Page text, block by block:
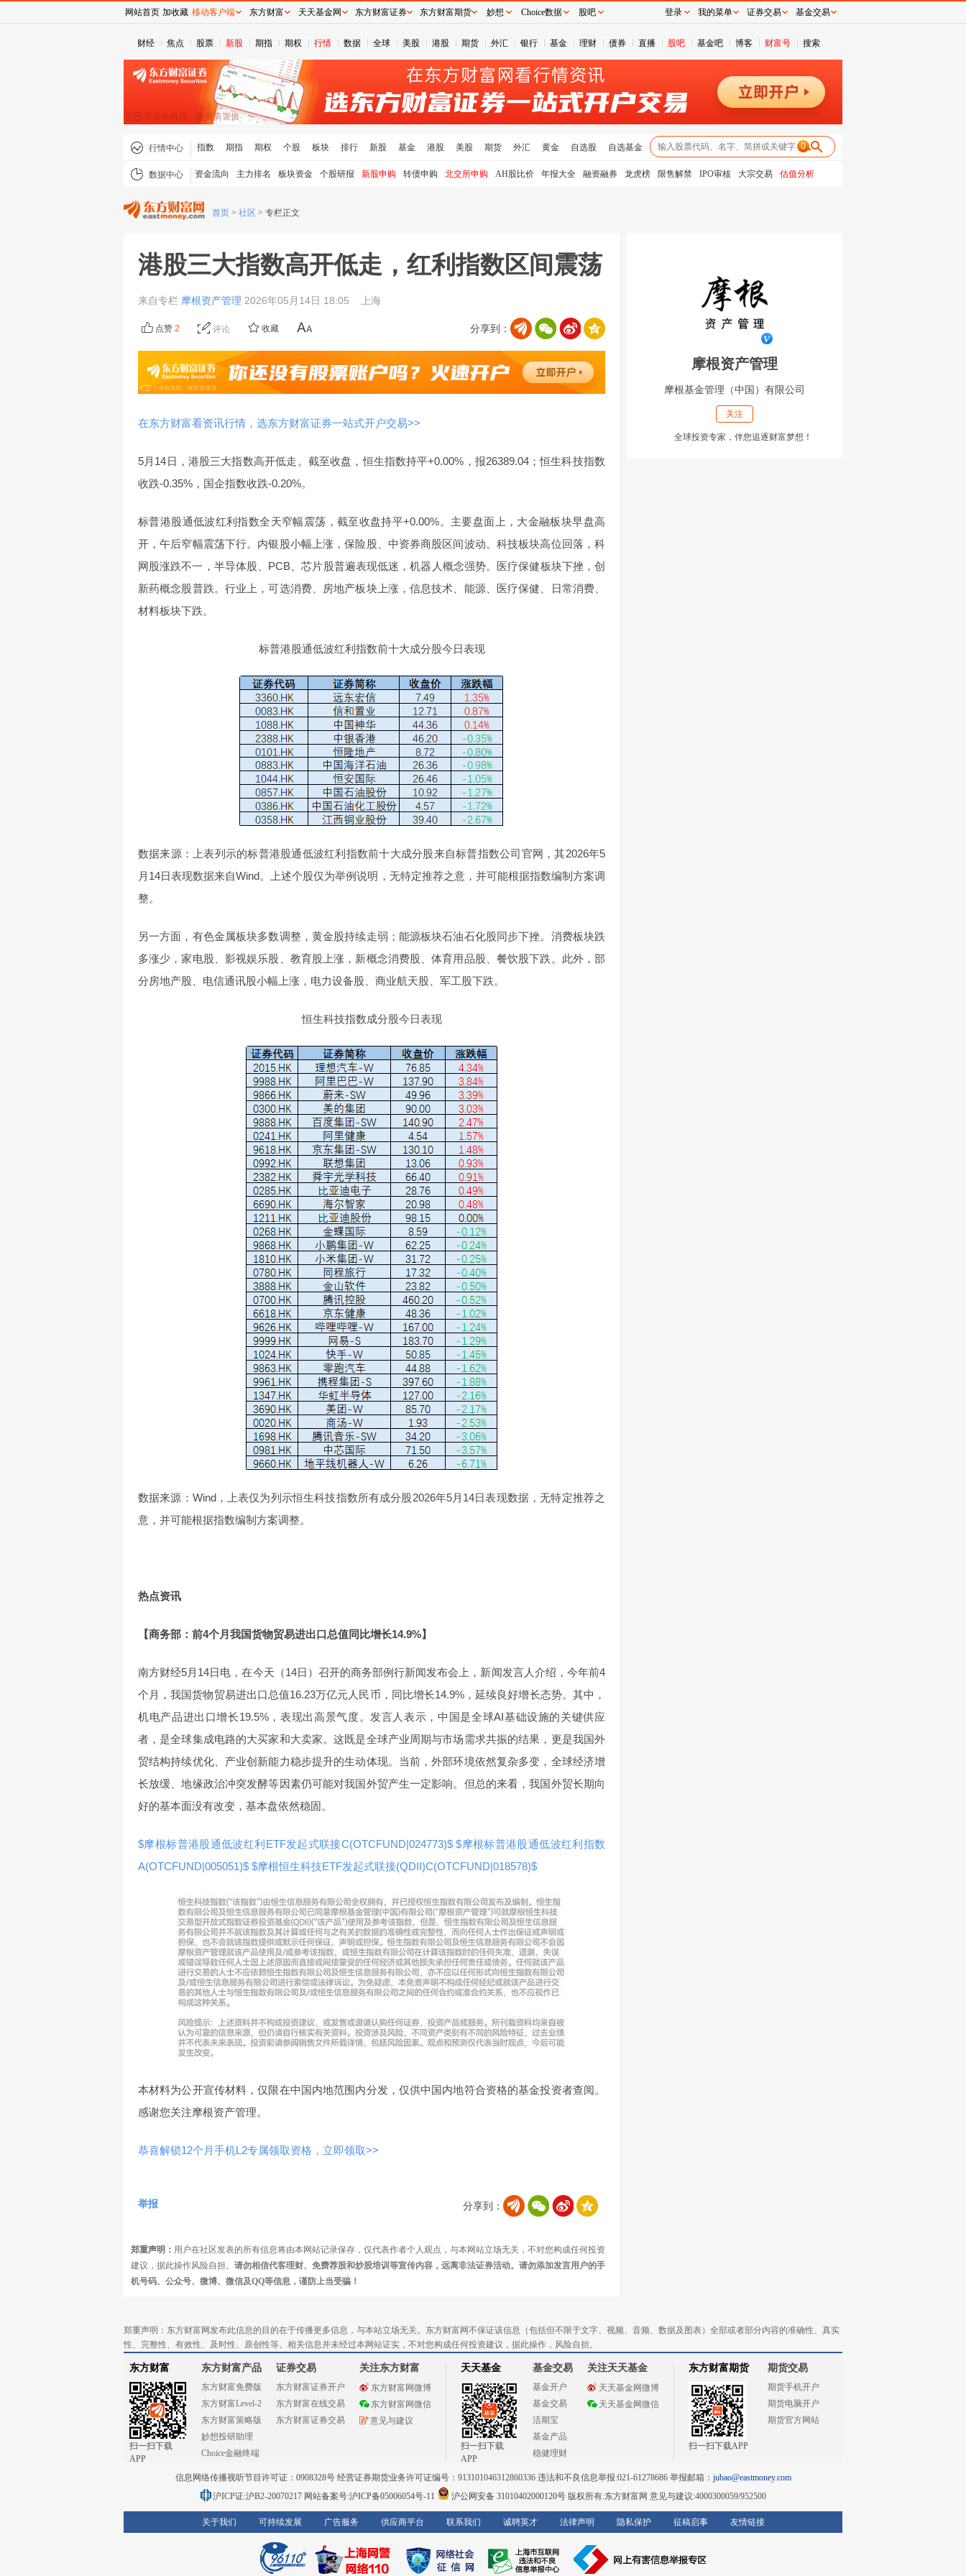
财经 焦点 股票 新股 期指 期权 行情 数据 全球 美股 港股 期货 外汇 银行 基金 理财 债券 直播 股吧 基金吧 博客 财富号 搜索
行情中心 指数 期指 期权 个股 板块 排行 新股 基金 港股 美股 期货 外汇 黄金 自选股 自选基金 0
数据中心 资金流向 主力排名 板块资金 个股研报 新股申购 转债申购 北交所申购 AH股比价 年报大全 融资融券 龙虎榜 限售解禁 IPO审核 大宗交易 估值分析
首页 > 社区 > 专栏正文
港股三大指数高开低走，红利指数区间震荡
来自专栏 摩根资产管理 2026年05月14日 18:05 上海
分享到：
点赞 2 评论 收藏
在东方财富看资讯行情，选东方财富证券一站式开户交易>>
5月14日，港股三大指数高开低走。截至收盘，恒生指数持平+0.00%，报26389.04；恒生科技指数
收跌-0.35%，国企指数收跌-0.20%。
标普港股通低波红利指数全天窄幅震荡，截至收盘持平+0.00%。主要盘面上，大金融板块早盘高
开，午后窄幅震荡下行。内银股小幅上涨，保险股、中资券商股区间波动。科技板块高位回落，科
网股涨跌不一，半导体股、PCB、芯片股普遍表现低迷，机器人概念强势。医疗保健板块下挫，创
新药概念股普跌。行业上，可选消费、房地产板块上涨，信息技术、能源、医疗保健、日常消费、
材料板块下跌。
标普港股通低波红利指数前十大成分股今日表现
数据来源：上表列示的标普港股通低波红利指数前十大成分股来自标普指数公司官网，其2026年5
月14日表现数据来自Wind。上述个股仅为举例说明，无特定推荐之意，并可能根据指数编制方案调
整。
另一方面，有色金属板块多数调整，黄金股持续走弱；能源板块石油石化股同步下挫。消费板块跌
多涨少，家电股、影视娱乐股、教育股上涨，新概念消费股、体育用品股、餐饮股下跌。此外，部
分房地产股、电信通讯股小幅上涨，电力设备股、商业航天股、军工股下跌。
恒生科技指数成分股今日表现
数据来源：Wind，上表仅为列示恒生科技指数所有成分股2026年5月14日表现数据，无特定推荐之
意，并可能根据指数编制方案调整。
热点资讯
【商务部：前4个月我国货物贸易进出口总值同比增长14.9%】
南方财经5月14日电，在今天（14日）召开的商务部例行新闻发布会上，新闻发言人介绍，今年前4
个月，我国货物贸易进出口总值16.23万亿元人民币，同比增长14.9%，延续良好增长态势。其中，
机电产品进出口增长19.5%，表现出高景气度。发言人表示，中国是全球AI基础设施的关键供应
者，是全球集成电路的大买家和大卖家。这既是全球产业周期与市场需求共振的结果，更是我国外
贸结构持续优化、产业创新能力稳步提升的生动体现。当前，外部环境依然复杂多变，全球经济增
长放缓、地缘政治冲突发酵等因素仍可能对我国外贸产生一定影响。但总的来看，我国外贸长期向
好的基本面没有改变，基本盘依然稳固。
$摩根标普港股通低波红利ETF发起式联接C(OTCFUND|024773)$$摩根标普港股通低波红利指数
A(OTCFUND|005051)$ $摩根恒生科技ETF发起式联接(QDII)C(OTCFUND|018578)$
本材料为公开宣传材料，仅限在中国内地范围内分发，仅供中国内地符合资格的基金投资者查阅。
感谢您关注摩根资产管理。
恭喜解锁12个月手机L2专属领取资格，立即领取>>
分享到：
举报
郑重声明： 用户在社区发表的所有信息将由本网站记录保存，仅代表作者个人观点，与本网站立场无关，不对您构成任何投资
建议，据此操作风险自担。 请勿相信代客理财、免费荐股和炒股培训等宣传内容，远离非法证券活动。请勿添加发言用户的手
机号码、公众号、微博、微信及QQ等信息，谨防上当受骗！
摩根资产管理
摩根基金管理（中国）有限公司
关注
全球投资专家，伴您追逐财富梦想！
郑重声明：东方财富网发布此信息的目的在于传播更多信息，与本站立场无关。东方财富网不保证该信息（包括但不限于文字、视频、音频、数据及图表）全部或者部分内容的准确性、真实
性、完整性、有效性、及时性、原创性等。相关信息并未经过本网站证实，不对您构成任何投资建议，据此操作，风险自担。
东方财富
扫一扫下载
APP
东方财富产品
东方财富免费版
东方财富Level-2
东方财富策略版
妙想投研助理
Choice金融终端
证券交易
东方财富证券开户
东方财富在线交易
东方财富证券交易
关注东方财富
东方财富网微博
东方财富网微信
意见与建议
天天基金
扫一扫下载
APP
基金交易
基金开户
基金交易
活期宝
基金产品
稳健理财
关注天天基金
天天基金网微博
天天基金网微信
东方财富期货
扫一扫下载APP
期货交易
期货手机开户
期货电脑开户
期货官方网站
信息网络传播视听节目许可证：0908328号 经营证券期货业务许可证编号：913101046312860336 违法和不良信息举报:021-61278686 举报邮箱： jubao@eastmoney.com
沪ICP证:沪B2-20070217 网站备案号:沪ICP备05006054号-11 沪公网安备 31010402000120号版权所有:东方财富网 意见与建议:4000300059/952500
关于我们 可持续发展 广告服务 供应商平台 联系我们 诚聘英才 法律声明 隐私保护 征稿启事 友情链接
网站首页 加收藏 移动客户端 东方财富 天天基金网 东方财富证券 东方财富期货 妙想 Choice数据 股吧 登录 我的菜单 证券交易 基金交易